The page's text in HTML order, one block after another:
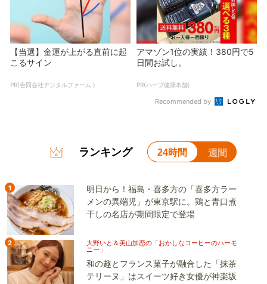
【当選】金運が上がる直前に起
こるサイン
PR(合同会社デジタルファーム )
アマゾン1位の実績！380円で5
日間お試し。
PR(ハーブ健康本舗)
Recommended by
ランキング 24時間 週間
1
明日から！福島・喜多方の「喜多方ラー
メンの異端児」が東京駅に。鶏と青口煮
干しの名店が期間限定で登場
2
大野いと＆美山加恋の「おかしなコーヒーのハーモ
ニー」
和の趣とフランス菓子が融合した「抹茶
テリーヌ」はスイーツ好き女優が神楽坂